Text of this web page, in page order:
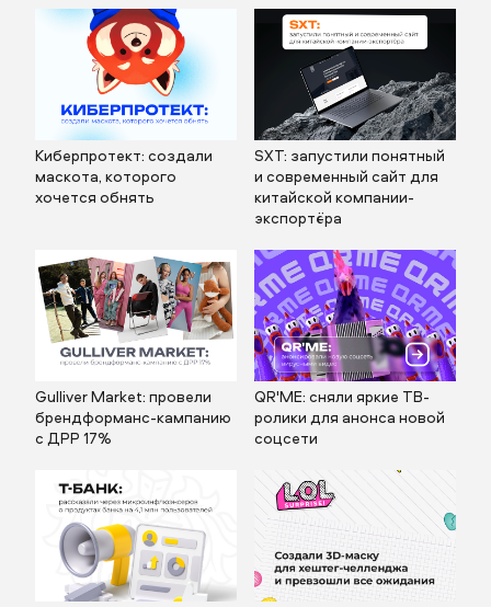
Киберпротект: создали
маскота, которого
хочется обнять
SXT: запустили понятный
и современный сайт для
китайской компании-
экспортёра
Gulliver Market: провели
брендформанс-кампанию
с ДРР 17%
QR'ME: сняли яркие ТВ-
ролики для анонса новой
соцсети